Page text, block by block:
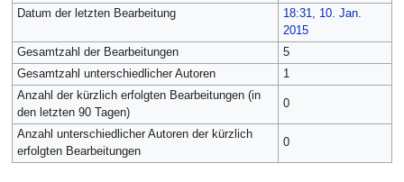
Datum der letzten Bearbeitung
18:31, 10. Jan.
2015
Gesamtzahl der Bearbeitungen
5
Gesamtzahl unterschiedlicher Autoren
1
Anzahl der kürzlich erfolgten Bearbeitungen (in
den letzten 90 Tagen)
0
Anzahl unterschiedlicher Autoren der kürzlich
erfolgten Bearbeitungen
0